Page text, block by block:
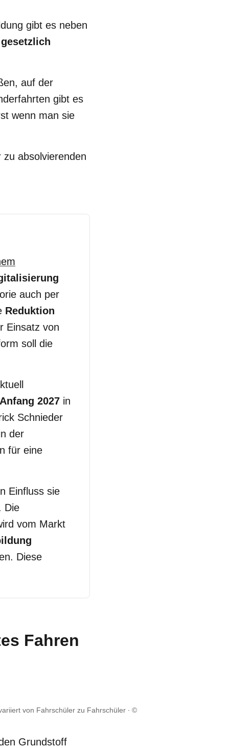
gibt es neben
gesetzlich
auf der
gibt es
wenn man sie
absolvierenden
auch per
Reduktion
Einsatz von
soll die
Anfang 2027 in
Schnieder
der
für eine
Einfluss sie
Die
vom Markt
Diese
Fahren
von Fahrschüler zu Fahrschüler
©
Grundstoff